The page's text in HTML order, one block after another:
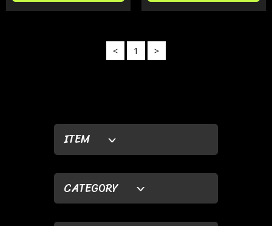
ITEM
CATEGORY
< 1 >